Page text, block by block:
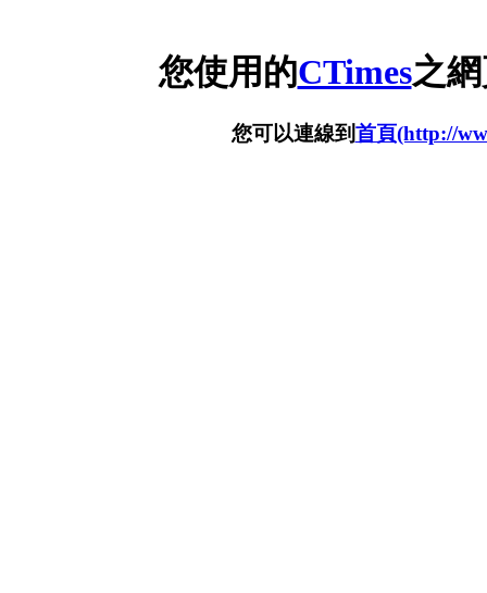
您使用的CTimes之
您可以連線到首頁(http://